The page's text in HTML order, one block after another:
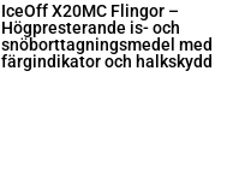
IceOff X20MC Flingor –
Högpresterande is- och
snöborttagningsmedel med
färgindikator och halkskydd